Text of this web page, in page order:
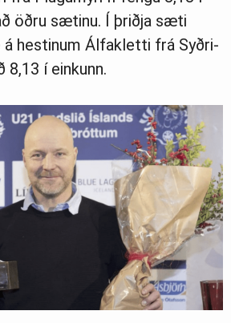
öðru sætinu. Í þriðja sæti
á hestinum Álfakletti frá Syðri-
8,13 í einkunn.